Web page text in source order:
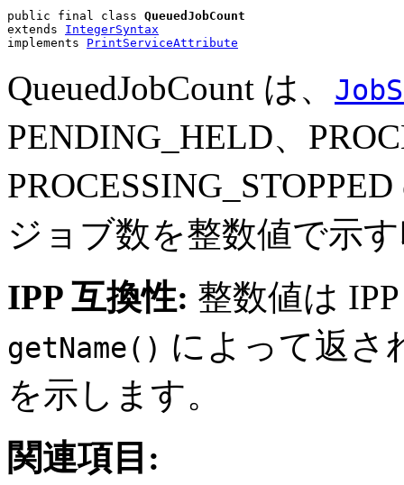
public final class QueuedJobCount
extends IntegerSyntax
implements PrintServiceAttribute
QueuedJobCount は、
PENDING_HELD、
ジョブ数を整数値で示
IPP 互換性: 整数値は
getName() によって返さ
を示します。
関連項目: